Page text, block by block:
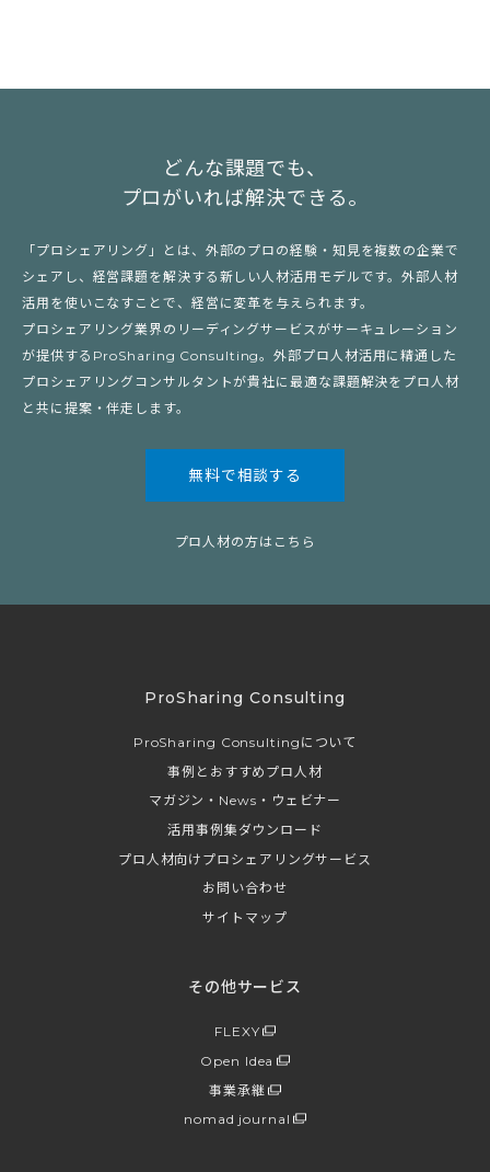
どんな課題でも、
プロがいれば解決できる。
「プロシェアリング」とは、外部のプロの経験・知見を複数の企業で
シェアし、経営課題を解決する新しい人材活用モデルです。外部人材
活用を使いこなすことで、経営に変革を与えられます。
プロシェアリング業界のリーディングサービスがサーキュレーション
が提供するProSharing Consulting。外部プロ人材活用に精通した
プロシェアリングコンサルタントが貴社に最適な課題解決をプロ人材
と共に提案・伴走します。
無料で相談する
プロ人材の方はこちら
ProSharing Consulting
ProSharing Consultingについて
事例とおすすめプロ人材
マガジン・News・ウェビナー
活用事例集ダウンロード
プロ人材向けプロシェアリングサービス
お問い合わせ
サイトマップ
その他サービス
FLEXY
Open Idea
事業承継
nomad journal